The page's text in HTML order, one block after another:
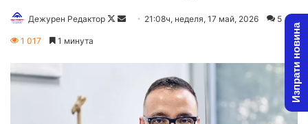
Дежурен Редактор
Follow
Send 21:08ч, неделя, 17 май, 2026 5
1 017 1 минута Изпрати новина